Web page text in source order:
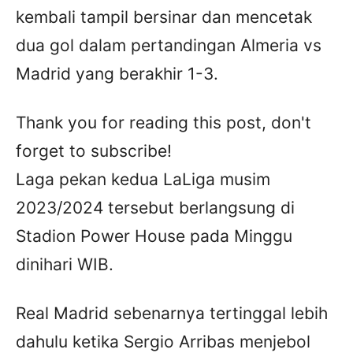
kembali tampil bersinar dan mencetak
dua gol dalam pertandingan Almeria vs
Madrid yang berakhir 1-3.
Thank you for reading this post, don't
forget to subscribe!
Laga pekan kedua LaLiga musim
2023/2024 tersebut berlangsung di
Stadion Power House pada Minggu
dinihari WIB.
Real Madrid sebenarnya tertinggal lebih
dahulu ketika Sergio Arribas menjebol